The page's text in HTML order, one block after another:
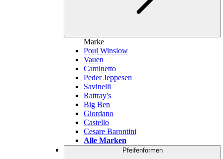
Marke
Poul Winslow
Vauen
Caminetto
Peder Jeppesen
Savinelli
Rattray's
Big Ben
Giordano
Castello
Cesare Barontini
Alle Marken
Pfeifenformen